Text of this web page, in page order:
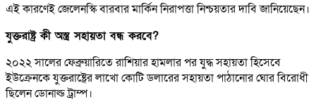
এই কারণেই জেলেনস্কি বারবার মার্কিন নিরাপত্তা নিশ্চয়তার দাবি জানিয়েছেন।
যুক্তরাষ্ট্র কী অস্ত্র সহায়তা বন্ধ করবে?
২০২২ সালের ফেব্রুয়ারিতে রাশিয়ার হামলার পর যুদ্ধ সহায়তা হিসেবে
ইউক্রেনকে যুক্তরাষ্ট্রের লাখো কোটি ডলারের সহায়তা পাঠানোর ঘোর বিরোধী
ছিলেন ডোনাল্ড ট্রাম্প।